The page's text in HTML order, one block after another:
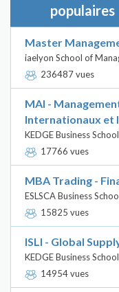
populaires
Master
iaelyon School of
236487 vues
MAI -
Internationaux et
KEDGE Business School
17766 vues
MBA Trading -
ESLSCA Business
15825 vues
ISLI - Global
KEDGE Business School
14954 vues